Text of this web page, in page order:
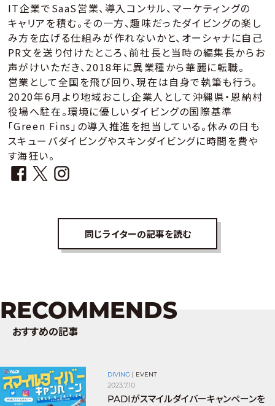
IT企業でSaaS営業、導入コンサル、マーケティングの
キャリアを積む。その一方、趣味だったダイビングの楽し
み方を広げる仕組みが作れないかと、オーシャナに自己
PR文を送り付けたところ、前社長と当時の編集長からお
声がけいただき、2018年に異業種から華麗に転職。
営業として全国を飛び回り、現在は自身で執筆も行う。
2020年6月より地域おこし企業人として沖縄県・恩納村
役場へ駐在。環境に優しいダイビングの国際基準
「Green Fins」の導入推進を担当している。休みの日も
スキューバダイビングやスキンダイビングに時間を費や
す海狂い。
同じライターの記事を読む
RECOMMENDS
おすすめの記事
DIVING EVENT
2023.7.10
PADIがスマイルダイバーキャンペーンを